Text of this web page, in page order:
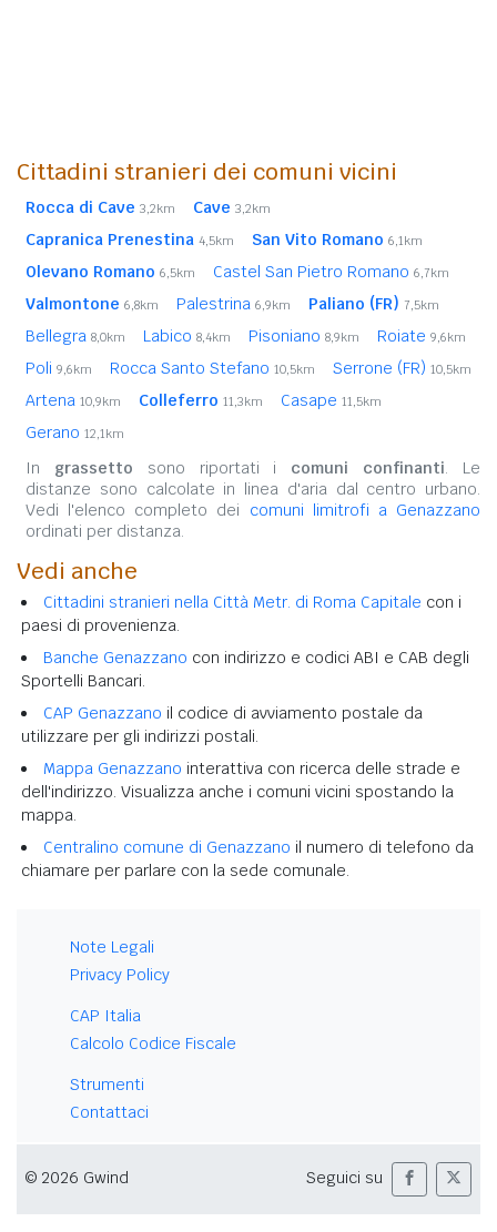
Cittadini stranieri dei comuni vicini
Rocca di Cave 3,2km Cave 3,2km
Capranica Prenestina 4,5km San Vito Romano 6,1km
Olevano Romano 6,5km Castel San Pietro Romano 6,7km
Valmontone 6,8km Palestrina 6,9km Paliano (FR) 7,5km
Bellegra 8,0km Labico 8,4km Pisoniano 8,9km Roiate 9,6km
Poli 9,6km Rocca Santo Stefano 10,5km Serrone (FR) 10,5km
Artena 10,9km Colleferro 11,3km Casape 11,5km
Gerano 12,1km
In grassetto sono riportati i comuni confinanti. Le
distanze sono calcolate in linea d'aria dal centro urbano.
Vedi l'elenco completo dei comuni limitrofi a Genazzano
ordinati per distanza.
Vedi anche
Cittadini stranieri nella Città Metr. di Roma Capitale con i
paesi di provenienza.
Banche Genazzano con indirizzo e codici ABI e CAB degli
Sportelli Bancari.
CAP Genazzano il codice di avviamento postale da
utilizzare per gli indirizzi postali.
Mappa Genazzano interattiva con ricerca delle strade e
dell'indirizzo. Visualizza anche i comuni vicini spostando la
mappa.
Centralino comune di Genazzano il numero di telefono da
chiamare per parlare con la sede comunale.
Note Legali
Privacy Policy
CAP Italia
Calcolo Codice Fiscale
Strumenti
Contattaci
© 2026 Gwind Seguici su